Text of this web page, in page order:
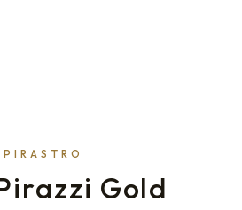
PIRASTRO
Gold